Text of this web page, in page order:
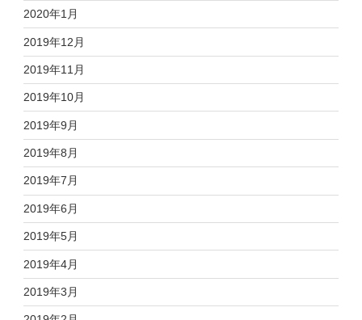
2020年1月
2019年12月
2019年11月
2019年10月
2019年9月
2019年8月
2019年7月
2019年6月
2019年5月
2019年4月
2019年3月